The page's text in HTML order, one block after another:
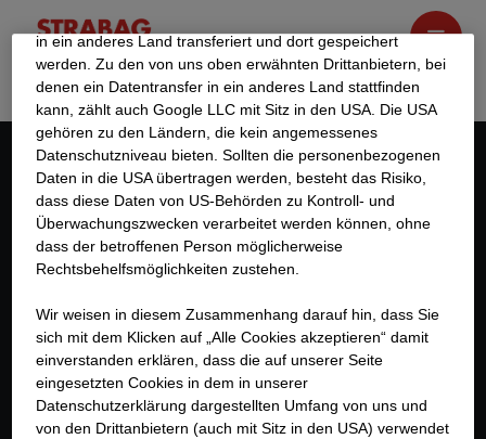
Kontakt
STRABAG SE
Donau-City-Str. 9
Österreich
+43 1 22422-0
karriere@strabag.com
Durch Cookies können die personenbezogenen Daten auch
in ein anderes Land transferiert und dort gespeichert
werden. Zu den von uns oben erwähnten Drittanbietern, bei
denen ein Datentransfer in ein anderes Land stattfinden
kann, zählt auch Google LLC mit Sitz in den USA. Die USA
gehören zu den Ländern, die kein angemessenes
Datenschutzniveau bieten. Sollten die personenbezogenen
Daten in die USA übertragen werden, besteht das Risiko,
dass diese Daten von US-Behörden zu Kontroll- und
Überwachungszwecken verarbeitet werden können, ohne
dass der betroffenen Person möglicherweise
Rechtsbehelfsmöglichkeiten zustehen.
Wir weisen in diesem Zusammenhang darauf hin, dass Sie
sich mit dem Klicken auf „Alle Cookies akzeptieren“ damit
ein­ver­standen erklären, dass die auf unserer Seite
eingesetzten Cookies in dem in unserer
Datenschutzerklärung dargestellten Umfang von uns und
von den Drittanbietern (auch mit Sitz in den USA) verwendet